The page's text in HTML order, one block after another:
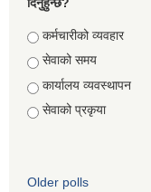
Choices
कर्मचारीको व्यवहार
सेवाको समय
कार्यालय व्यवस्थापन
सेवाको प्रकृया
Older polls